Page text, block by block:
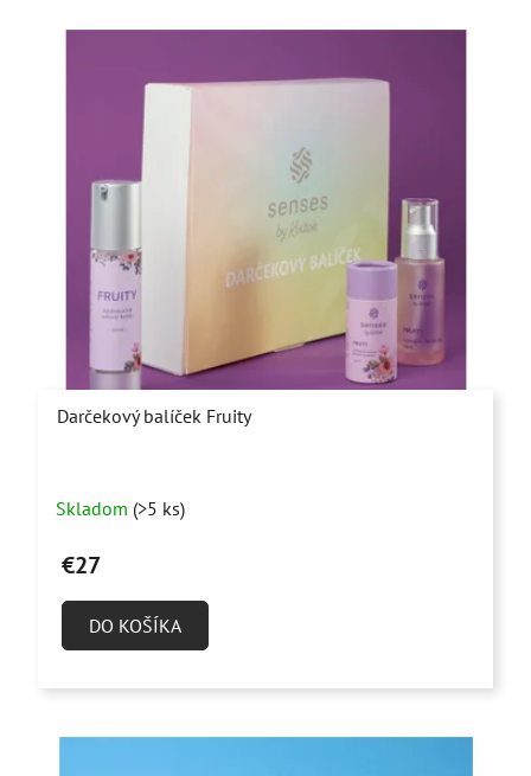
Darčekový balíček Fruity
hodnotenie
produktu
z
Skladom (>5 ks)
€27
DO KOŠÍKA